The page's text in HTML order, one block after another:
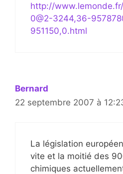
http://
0@2-3244,36-
951150,0.html
Bernard
22 septembre 2007 à
La législation
vite et la moitié des
chimiques